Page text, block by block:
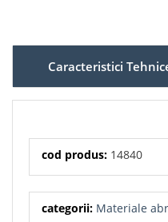
Rezistență: bună la
mentenanță, finisare și
Caracteristici
cod produs: 14840
categorii: Materiale